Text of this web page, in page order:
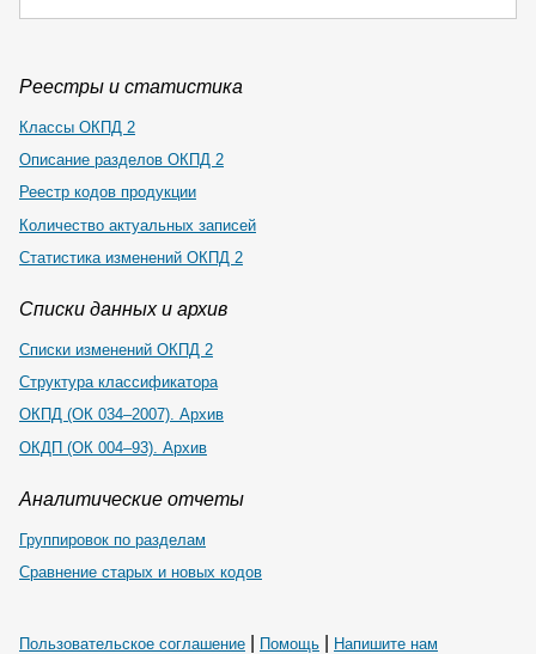
Реестры и статистика
Классы ОКПД 2
Описание разделов ОКПД 2
Реестр кодов продукции
Количество актуальных записей
Статистика изменений ОКПД 2
Списки данных и архив
Списки изменений ОКПД 2
Структура классификатора
ОКПД (ОК 034–2007). Архив
ОКДП (ОК 004–93). Архив
Аналитические отчеты
Группировок по разделам
Сравнение старых и новых кодов
Пользовательское соглашение Помощь Напишите нам